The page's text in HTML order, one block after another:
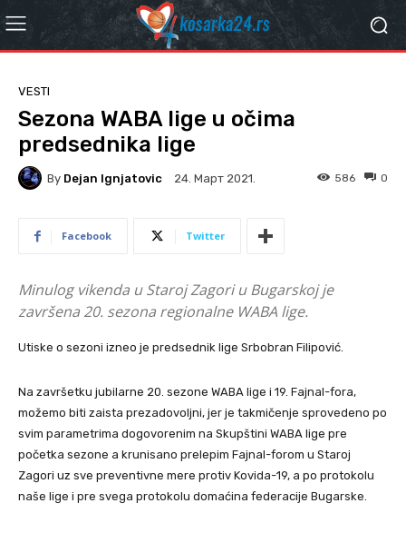
VESTI
Sezona WABA lige u očima
predsednika lige
By Dejan Ignjatovic 24. Март 2021. 0
586
Facebook Twitter
Minulog vikenda u Staroj Zagori u Bugarskoj je
završena 20. sezona regionalne WABA lige.
Utiske o sezoni izneo je predsednik lige Srbobran Filipović.
Na završetku jubilarne 20. sezone WABA lige i 19. Fajnal-fora,
možemo biti zaista prezadovoljni, jer je takmičenje sprovedeno po
svim parametrima dogovorenim na Skupštini WABA lige pre
početka sezone a krunisano prelepim Fajnal-forom u Staroj
Zagori uz sve preventivne mere protiv Kovida-19, a po protokolu
naše lige i pre svega protokolu domaćina federacije Bugarske.